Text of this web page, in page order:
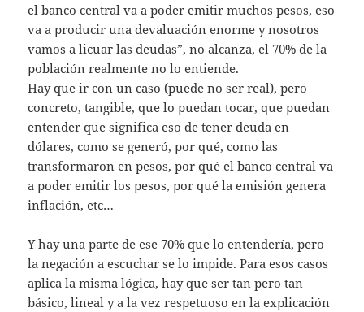
el banco central va a poder emitir muchos pesos, eso
va a producir una devaluación enorme y nosotros
vamos a licuar las deudas”, no alcanza, el 70% de la
población realmente no lo entiende.
Hay que ir con un caso (puede no ser real), pero
concreto, tangible, que lo puedan tocar, que puedan
entender que significa eso de tener deuda en
dólares, como se generó, por qué, como las
transformaron en pesos, por qué el banco central va
a poder emitir los pesos, por qué la emisión genera
inflación, etc…
Y hay una parte de ese 70% que lo entendería, pero
la negación a escuchar se lo impide. Para esos casos
aplica la misma lógica, hay que ser tan pero tan
básico, lineal y a la vez respetuoso en la explicación